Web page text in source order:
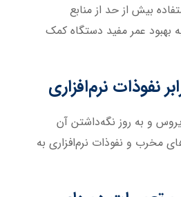
بیش از حد از منابع
بهبود عمر مفید دستگاه کمک
و به روز نگه‌داشتن آن
مخرب و نفوذات نرم‌افزاری به